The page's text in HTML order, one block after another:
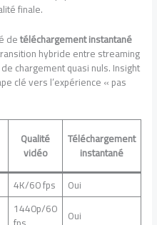
finale.
detéléchargement instantané
hybride entre streaming
chargement quasi nuls. Insight
clé vers l’expérience « pas
Qualité
vidéo
Téléchargement
instantané
4K/60 fps
Oui
1440p/60 Oui